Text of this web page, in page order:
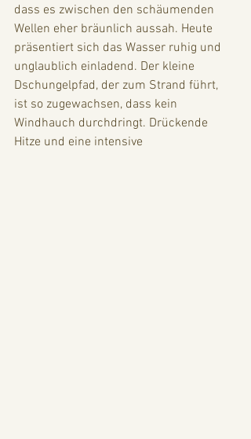
dass es zwischen den schäumenden
Wellen eher bräunlich aussah. Heute
präsentiert sich das Wasser ruhig und
unglaublich einladend. Der kleine
Dschungelpfad, der zum Strand führt,
ist so zugewachsen, dass kein
Windhauch durchdringt. Drückende
Hitze und eine intensive